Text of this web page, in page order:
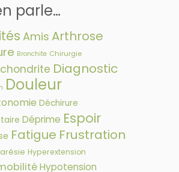
parle…
Amis Arthrose
Bronchite Chirurgie
Diagnostic
Douleur
Déchirure
Déprime Espoir
Fatigue Frustration
Hyperextension
Hypotension